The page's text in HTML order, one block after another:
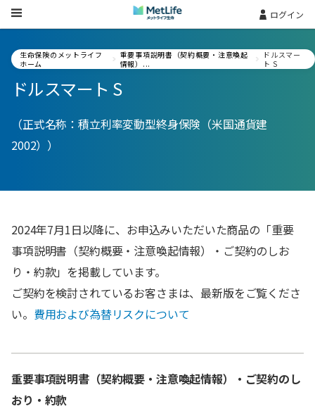
Skip Navigation ログイン
生命保険のメットライフ
ホーム
重要事項説明書（契約概要・注意喚起
情報）...
ドルスマー
ト S
ドルスマート S
（正式名称：積立利率変動型終身保険（米国通貨建
2002））
2024年7月1日以降に、お申込みいただいた商品の「重要
事項説明書（契約概要・注意喚起情報）・ご契約のしお
り・約款」を掲載しています。
ご契約を検討されているお客さまは、最新版をご覧くださ
い。 費用および為替リスクについて
重要事項説明書（契約概要・注意喚起情報）・ご契約のし
おり・約款